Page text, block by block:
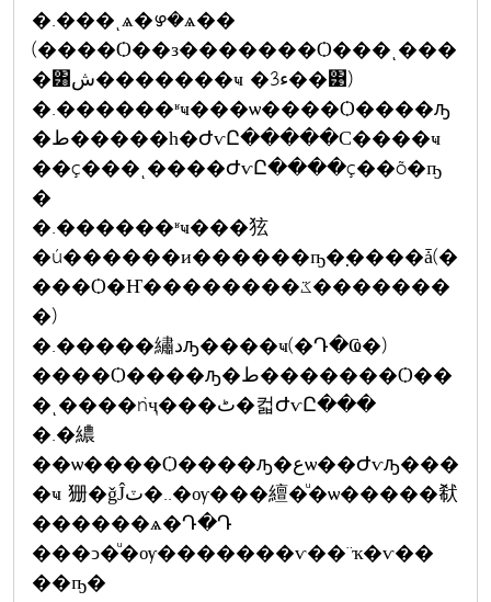
�.���ͺѧ�ഴ�ѧ��
(����Ѻ��з�������Ѻ���ͺ���
�͸ش�������ҹ �ء3��͹)
�.������ʶҹ���ѡ����Ѻ����ԡ
�ط�����һ�ԺѵԸ�����С����ҹ
��ç���ͺ����ԺѵԸ����ç��õ�ҧ
�
�.������ʶҹ���㹡
�ú������и������ҧ�຺����ǡ(�
���Ѻ�Ҥ��������ػ�������
�)
�.�����繡دԡ����ҹ(�Դ�Ҩ�)
����Ѻ����ԡ�ط�������Ѻ��
�ͺ����ǹҷ���ٹ�컯ԺѵԸ���
�.�繷
��ѡ����Ѻ����ԡ�عѡ��Ժѵԡ���
�ҹ 㹪�ǧĴٽ�..�ѹ���繵�ͧ�ѡ�����㹷
������ѧ�Դ�Դ
���ͻ�ͧ�ѹ�������ѵ��¨ҡ�ѵ��
��ҧ�